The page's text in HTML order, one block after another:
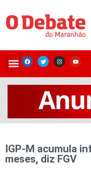
IGP-M acumula
meses, diz FGV